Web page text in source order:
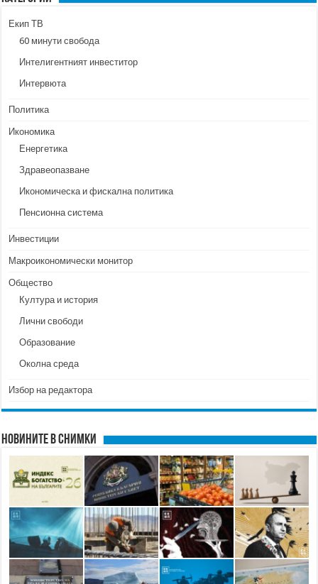
Екип ТВ
60 минути свобода
Интелигентният инвеститор
Интервюта
Политика
Икономика
Енергетика
Здравеопазване
Икономическа и фискална политика
Пенсионна система
Инвестиции
Макроикономически монитор
Общество
Култура и история
Лични свободи
Образование
Околна среда
Избор на редактора
Новините в снимки